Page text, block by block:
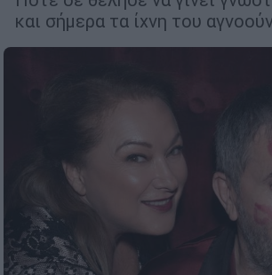
και σήμερα τα ίχνη του